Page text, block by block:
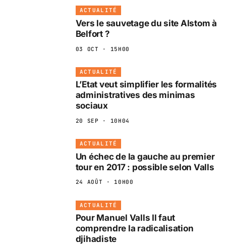
ACTUALITÉ
Vers le sauvetage du site Alstom à
Belfort ?
03 OCT · 15H00
ACTUALITÉ
L’Etat veut simplifier les formalités
administratives des minimas
sociaux
20 SEP · 10H04
ACTUALITÉ
Un échec de la gauche au premier
tour en 2017 : possible selon Valls
24 AOÛT · 10H00
ACTUALITÉ
Pour Manuel Valls Il faut
comprendre la radicalisation
djihadiste